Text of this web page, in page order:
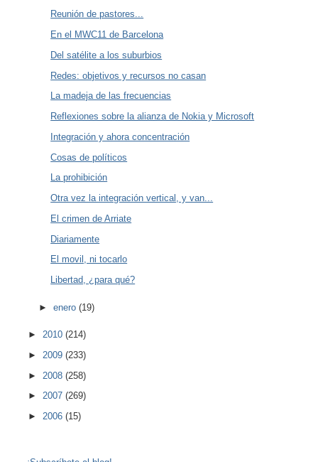
Reunión de pastores...
En el MWC11 de Barcelona
Del satélite a los suburbios
Redes: objetivos y recursos no casan
La madeja de las frecuencias
Reflexiones sobre la alianza de Nokia y Microsoft
Integración y ahora concentración
Cosas de políticos
La prohibición
Otra vez la integración vertical, y van...
El crimen de Arriate
Diariamente
El movil, ni tocarlo
Libertad, ¿para qué?
►enero(19)
► 2010 (214)
► 2009 (233)
► 2008 (258)
► 2007 (269)
► 2006 (15)